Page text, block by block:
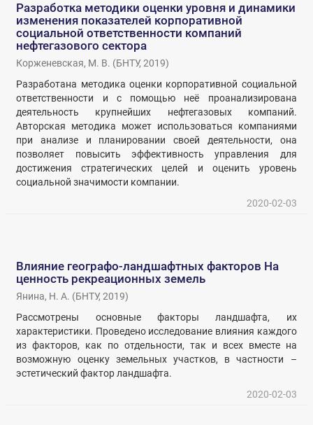
Разработка методики оценки уровня и динамики
изменения показателей корпоративной
социальной ответственности компаний
нефтегазового сектора
Корженевская, М. В. (БНТУ,2019)
Разработана методика оценки корпоративной социальной
ответственности и с помощью неё проанализирована
деятельность крупнейших нефтегазовых компаний.
Авторская методика может использоваться компаниями
при анализе и планировании своей деятельности, она
позволяет повысить эффективность управления для
достижения стратегических целей и оценить уровень
социальной значимости компании.
2020-02-03
Влияние географо-ландшафтных факторов На
ценность рекреационных земель
Янина, Н. А. (БНТУ,2019)
Рассмотрены основные факторы ландшафта, их
характеристики. Проведено исследование влияния каждого
из факторов, как по отдельности, так и всех вместе на
возможную оценку земельных участков, в частности –
эстетический фактор ландшафта.
2020-02-03